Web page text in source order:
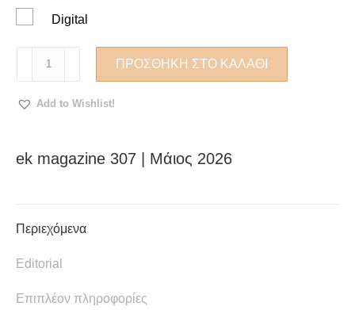
Digital
2026
ποσότητα
ΠΡΟΣΘΉΚΗ ΣΤΟ ΚΑΛΆΘΙ
Add to Wishlist!
ek magazine 307 | Μάιος 2026
Περιεχόμενα
Editorial
Επιπλέον πληροφορίες